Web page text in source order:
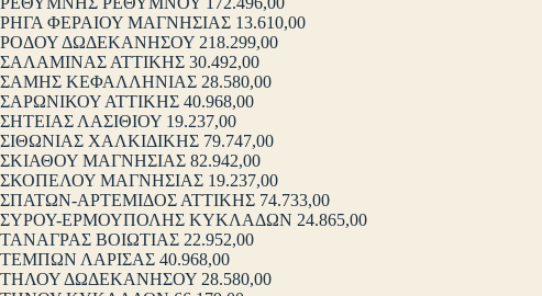
ΡΗΓΑ ΦΕΡΑΙΟΥ ΜΑΓΝΗΣΙΑΣ 13.610,00
ΡΟΔΟΥ ΔΩΔΕΚΑΝΗΣΟΥ 218.299,00
ΣΑΛΑΜΙΝΑΣ ΑΤΤΙΚΗΣ 30.492,00
ΣΑΜΗΣ ΚΕΦΑΛΛΗΝΙΑΣ 28.580,00
ΣΑΡΩΝΙΚΟΥ ΑΤΤΙΚΗΣ 40.968,00
ΣΗΤΕΙΑΣ ΛΑΣΙΘΙΟΥ 19.237,00
ΣΙΘΩΝΙΑΣ ΧΑΛΚΙΔΙΚΗΣ 79.747,00
ΣΚΙΑΘΟΥ ΜΑΓΝΗΣΙΑΣ 82.942,00
ΣΚΟΠΕΛΟΥ ΜΑΓΝΗΣΙΑΣ 19.237,00
ΣΠΑΤΩΝ-ΑΡΤΕΜΙΔΟΣ ΑΤΤΙΚΗΣ 74.733,00
ΣΥΡΟΥ-ΕΡΜΟΥΠΟΛΗΣ ΚΥΚΛΑΔΩΝ 24.865,00
ΤΑΝΑΓΡΑΣ ΒΟΙΩΤΙΑΣ 22.952,00
ΤΕΜΠΩΝ ΛΑΡΙΣΑΣ 40.968,00
ΤΗΛΟΥ ΔΩΔΕΚΑΝΗΣΟΥ 28.580,00